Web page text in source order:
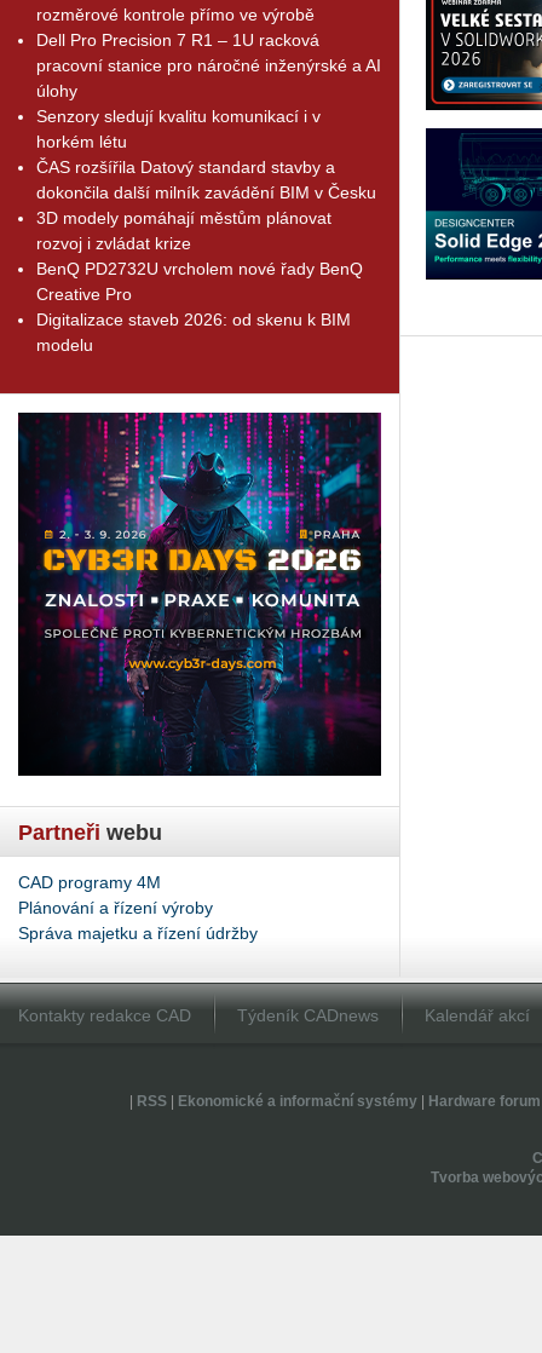
rozměrové kontrole přímo ve výrobě
Dell Pro Precision 7 R1 – 1U racková
pracovní stanice pro náročné inženýrské a AI
úlohy
Senzory sledují kvalitu komunikací i v
horkém létu
ČAS rozšířila Datový standard stavby a
dokončila další milník zavádění BIM v Česku
3D modely pomáhají městům plánovat
rozvoj i zvládat krize
BenQ PD2732U vrcholem nové řady BenQ
Creative Pro
Digitalizace staveb 2026: od skenu k BIM
modelu
Partneři webu
CAD programy 4M
Plánování a řízení výroby
Správa majetku a řízení údržby
Kontakty redakce CAD Týdeník CADnews Kalendář akcí
RSS| Ekonomické a informační systémy| Hardware forum
Tvorba